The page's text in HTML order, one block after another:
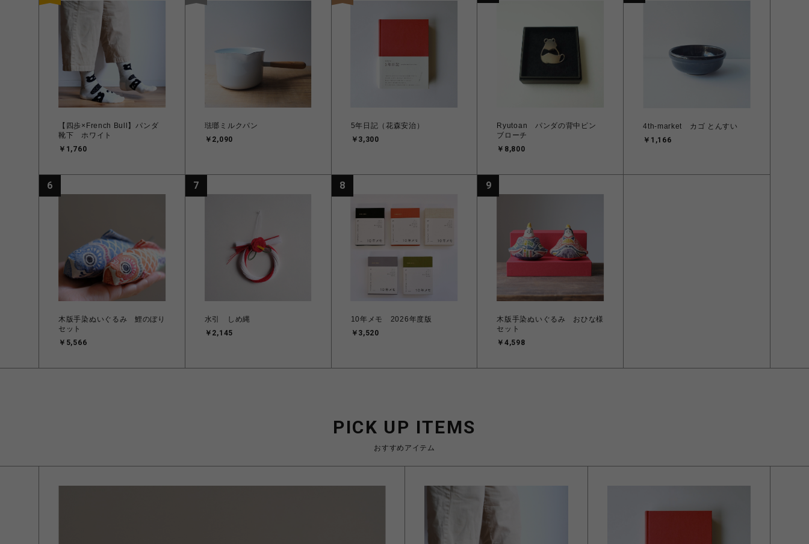
【四歩×French Bull】パンダ
靴下 ホワイト
￥1,760
琺瑯ミルクパン
￥2,090
5年日記（花森安治）
￥3,300
Ryutoan パンダの背中ピン
ブローチ
￥8,800
4th-market カゴ とんすい
￥1,166
6
木版手染ぬいぐるみ 鯉のぼり
セット
￥5,566
7
水引 しめ縄
￥2,145
8
10年メモ 2026年度版
￥3,520
9
木版手染ぬいぐるみ おひな様
セット
￥4,598
PICK UP ITEMS
おすすめアイテム